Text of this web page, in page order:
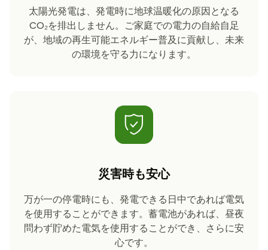
太陽光発電は、発電時に地球温暖化の原因となる
CO₂を排出しません。ご家庭での電力の自給自足
が、地域の再生可能エネルギー普及に貢献し、未来
の環境を守る力になります。
災害時も安心
万が一の停電時にも、発電できる日中であれば電気
を使用することができます。蓄電池があれば、昼夜
問わず貯めた電気を使用することができ、さらに安
心です。